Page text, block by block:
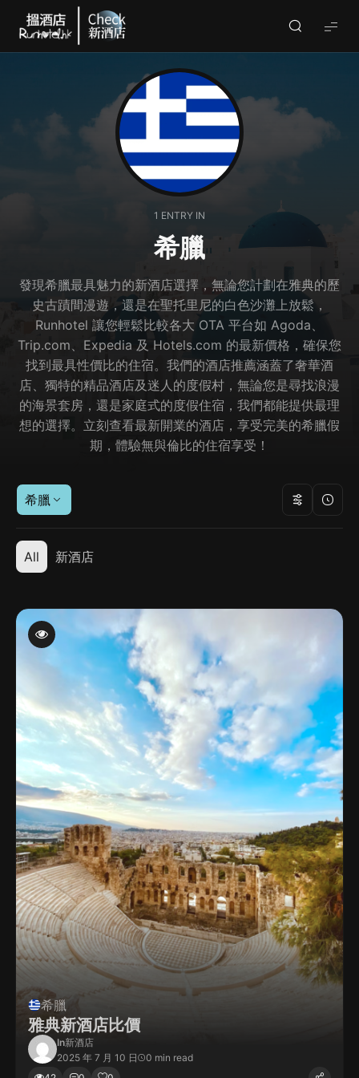
Check
酒
Runhotel)
1 ENTRY IN
希臘
發現希臘最具魅力的新酒店選擇，無論您計劃在雅典的歷
史古蹟間漫遊，還是在聖托里尼的白色沙灘上放鬆，
Runhotel 讓您輕鬆比較各大 OTA 平台如 Agoda、
Trip.com、Expedia 及 Hotels.com 的最新價格，確保您
找到最具性價比的住宿。我們的酒店推薦涵蓋了奢華酒
店、獨特的精品酒店及迷人的度假村，無論您是尋找浪漫
的海景套房，還是家庭式的度假住宿，我們都能提供最理
想的選擇。立刻查看最新開業的酒店，享受完美的希臘假
期，體驗無與倫比的住宿享受！
希臘
All 新酒店
希臘
雅典新酒店比價
In新酒店
2025 年 7 月 10 日
0 min read